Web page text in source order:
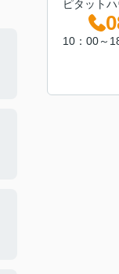
ピタット
10：00～